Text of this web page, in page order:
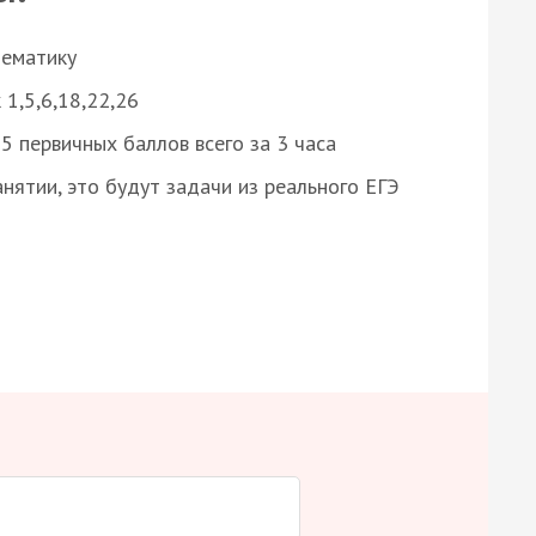
1,5,6,18,22,26
баллов всего за 3 часа
это будут задачи из реального ЕГЭ